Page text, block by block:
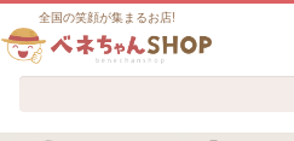
全国の笑顔が集まるお店!